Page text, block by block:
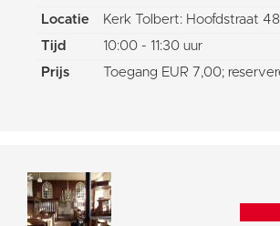
Locatie
Kerk Tolbert: Hoofdstraat 48
Tijd
10:00 - 11:30 uur
Prijs
Toegang EUR 7,00;